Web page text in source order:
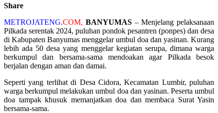
Share
METROJATENG.COM, BANYUMAS– Menjelang pelaksanaan
Pilkada serentak 2024, puluhan pondok pesantren (ponpes) dan desa
di Kabupaten Banyumas menggelar umbul doa dan yasinan. Kurang
lebih ada 50 desa yang menggelar kegiatan serupa, dimana warga
berkumpul dan bersama-sama mendoakan agar Pilkada besok
berjalan dengan aman dan damai.
Seperti yang terlihat di Desa Cidora, Kecamatan Lumbir, puluhan
warga berkumpul melakukan umbul doa dan yasinan. Peserta umbul
doa tampak khusuk memanjatkan doa dan membaca Surat Yasin
bersama-sama.